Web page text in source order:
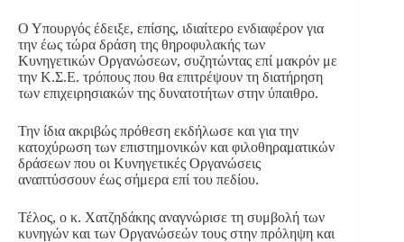
Ο Υπουργός έδειξε, επίσης, ιδιαίτερο ενδιαφέρον για
την έως τώρα δράση της θηροφυλακής των
Κυνηγετικών Οργανώσεων, συζητώντας επί μακρόν με
την Κ.Σ.Ε. τρόπους που θα επιτρέψουν τη διατήρηση
των επιχειρησιακών της δυνατοτήτων στην ύπαιθρο.
Την ίδια ακριβώς πρόθεση εκδήλωσε και για την
κατοχύρωση των επιστημονικών και φιλοθηραματικών
δράσεων που οι Κυνηγετικές Οργανώσεις
αναπτύσσουν έως σήμερα επί του πεδίου.
Τέλος, ο κ. Χατζηδάκης αναγνώρισε τη συμβολή των
κυνηγών και των Οργανώσεών τους στην πρόληψη και